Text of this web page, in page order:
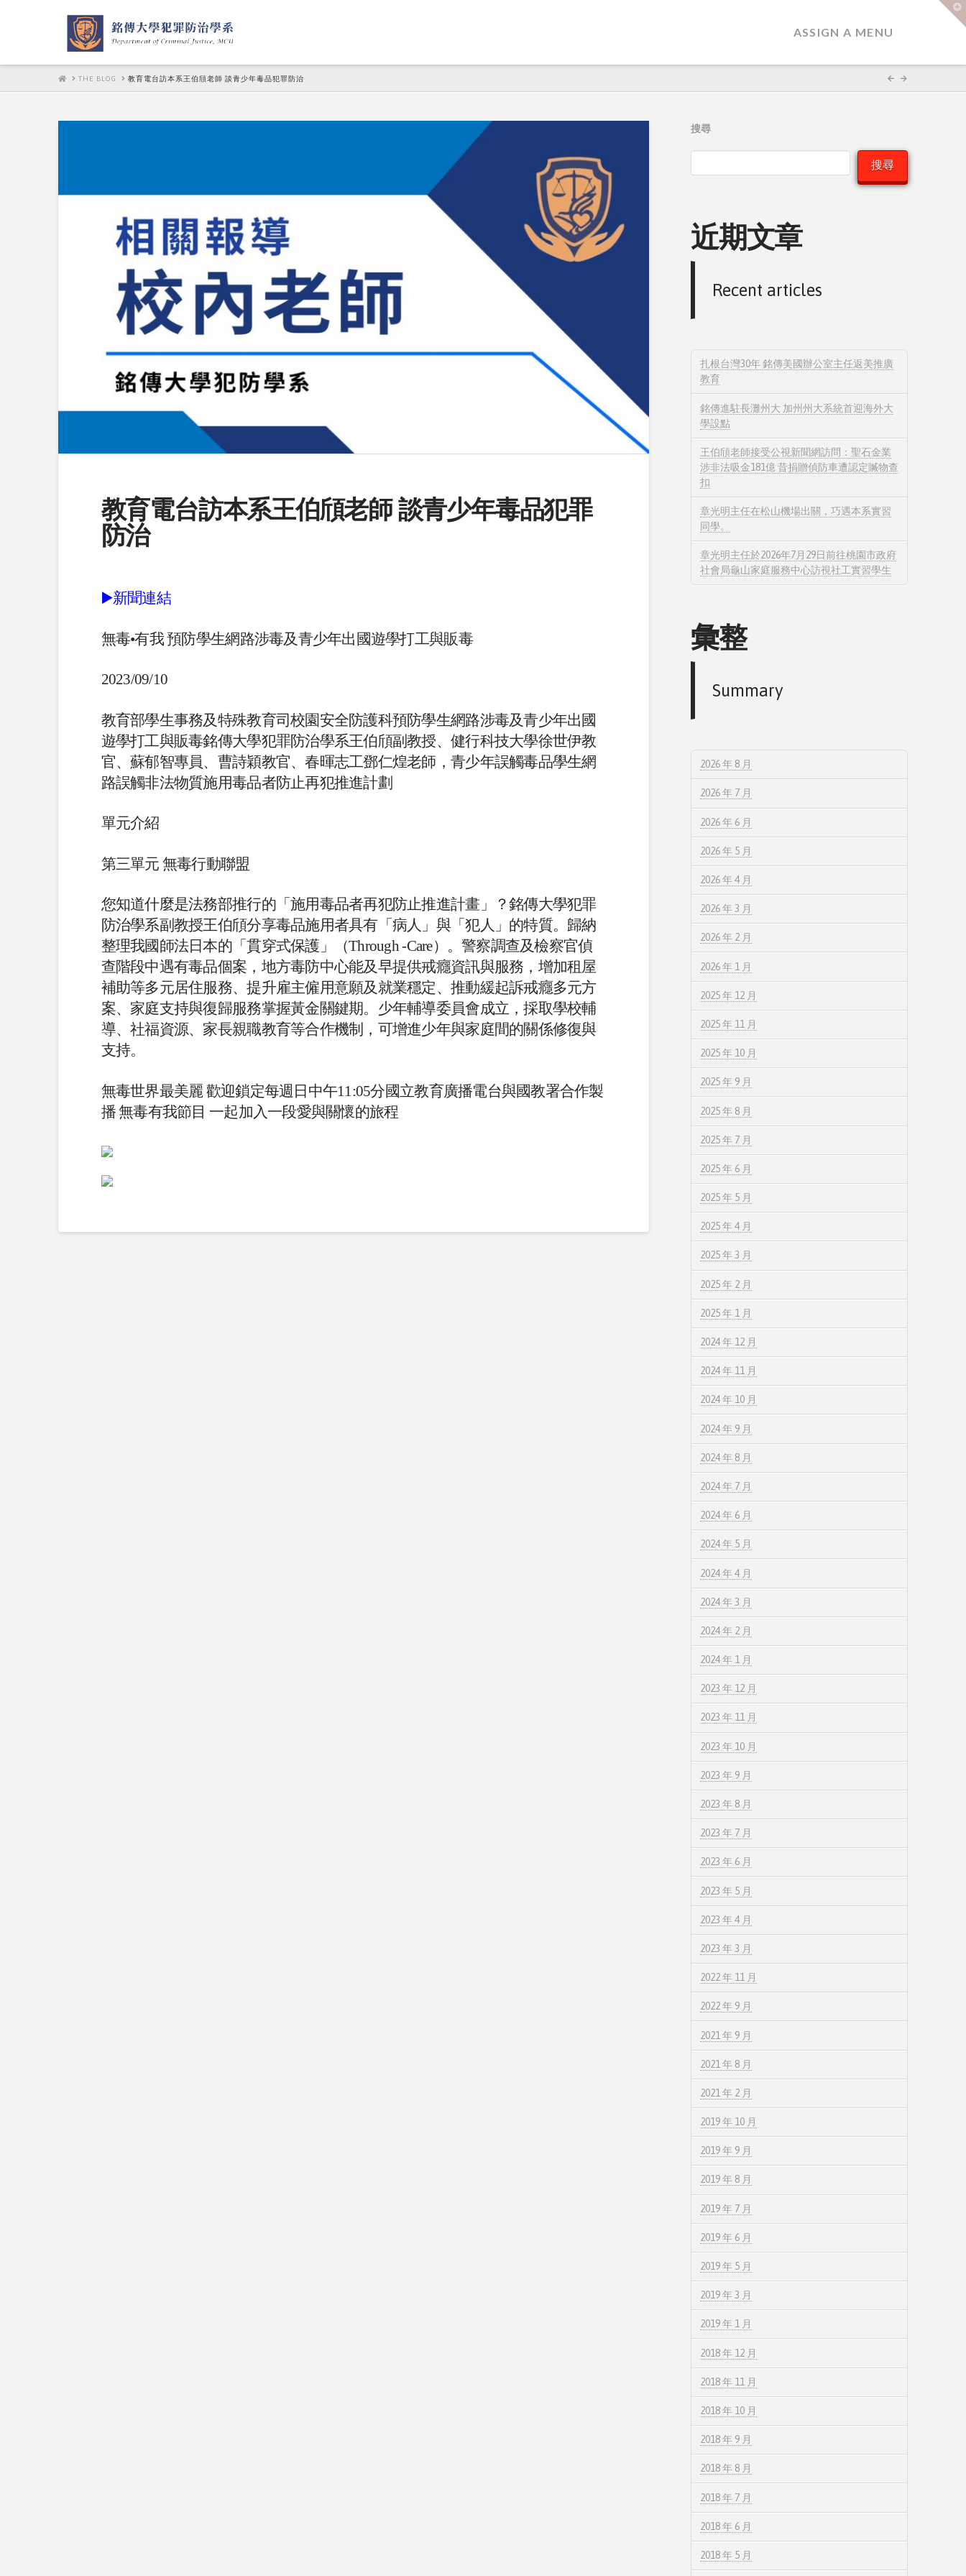
ASSIGN A MENU
HOMETHE BLOG 教育電台訪本系王伯頎老師 談青少年毒品犯罪防治
教育電台訪本系王伯頎老師 談青少年毒品犯罪
防治
▶️新聞連結
無毒•有我 預防學生網路涉毒及青少年出國遊學打工與販毒
2023/09/10
教育部學生事務及特殊教育司校園安全防護科預防學生網路涉毒及青少年出國
遊學打工與販毒銘傳大學犯罪防治學系王伯頎副教授、健行科技大學徐世伊教
官、蘇郁智專員、曹詩穎教官、春暉志工鄧仁煌老師，青少年誤觸毒品學生網
路誤觸非法物質施用毒品者防止再犯推進計劃
單元介紹
第三單元 無毒行動聯盟
您知道什麼是法務部推行的「施用毒品者再犯防止推進計畫」？銘傳大學犯罪
防治學系副教授王伯頎分享毒品施用者具有「病人」與「犯人」的特質。歸納
整理我國師法日本的「貫穿式保護」（Through -Care）。警察調查及檢察官偵
查階段中遇有毒品個案，地方毒防中心能及早提供戒癮資訊與服務，增加租屋
補助等多元居住服務、提升雇主僱用意願及就業穩定、推動緩起訴戒癮多元方
案、家庭支持與復歸服務掌握黃金關鍵期。少年輔導委員會成立，採取學校輔
導、社福資源、家長親職教育等合作機制，可增進少年與家庭間的關係修復與
支持。
無毒世界最美麗 歡迎鎖定每週日中午11:05分國立教育廣播電台與國教署合作製
播 無毒有我節目 一起加入一段愛與關懷的旅程
搜尋
搜尋
近期文章
Recent articles
扎根台灣30年 銘傳美國辦公室主任返美推廣
教育
銘傳進駐長灘州大 加州州大系統首迎海外大
學設點
王伯頎老師接受公視新聞網訪問：聖石金業
涉非法吸金181億 昔捐贈偵防車遭認定贓物查
扣
章光明主任在松山機場出關，巧遇本系實習
同學。
章光明主任於2026年7月29日前往桃園市政府
社會局龜山家庭服務中心訪視社工實習學生
彙整
Summary
2026 年 8 月
2026 年 7 月
2026 年 6 月
2026 年 5 月
2026 年 4 月
2026 年 3 月
2026 年 2 月
2026 年 1 月
2025 年 12 月
2025 年 11 月
2025 年 10 月
2025 年 9 月
2025 年 8 月
2025 年 7 月
2025 年 6 月
2025 年 5 月
2025 年 4 月
2025 年 3 月
2025 年 2 月
2025 年 1 月
2024 年 12 月
2024 年 11 月
2024 年 10 月
2024 年 9 月
2024 年 8 月
2024 年 7 月
2024 年 6 月
2024 年 5 月
2024 年 4 月
2024 年 3 月
2024 年 2 月
2024 年 1 月
2023 年 12 月
2023 年 11 月
2023 年 10 月
2023 年 9 月
2023 年 8 月
2023 年 7 月
2023 年 6 月
2023 年 5 月
2023 年 4 月
2023 年 3 月
2022 年 11 月
2022 年 9 月
2021 年 9 月
2021 年 8 月
2021 年 2 月
2019 年 10 月
2019 年 9 月
2019 年 8 月
2019 年 7 月
2019 年 6 月
2019 年 5 月
2019 年 3 月
2019 年 1 月
2018 年 12 月
2018 年 11 月
2018 年 10 月
2018 年 9 月
2018 年 8 月
2018 年 7 月
2018 年 6 月
2018 年 5 月